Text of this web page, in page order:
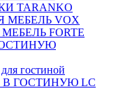
TARANKO
МЕБЕЛЬ VOX
FORTE
гостиной
В ГОСТИНУЮ LC